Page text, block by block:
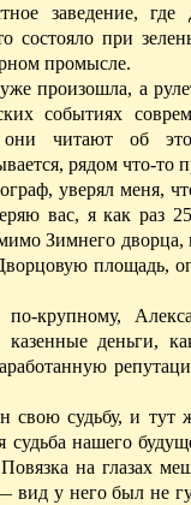
заведение, где
состояло при
промысле.
произошла, а
событиях
читают об
рядом что-то
уверял меня,
вас, я как раз
Зимнего дворца,
площадь,
крупному,
деньги,
свою судьбу, и тут
судьба нашего
на глазах
вид у него был не